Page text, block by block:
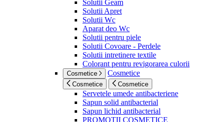
Solutii Geam
Solutii Apret
Solutii Wc
Aparat deo Wc
Solutii pentru piele
Solutii Covoare - Perdele
Solutii intretinere textile
Colorant pentru revigorarea culorii
Cosmetice Cosmetice
Cosmetice Cosmetice
Servetele umede antibacteriene
Sapun solid antibacterial
Sapun lichid antibacterial
PROMOTII COSMETICE